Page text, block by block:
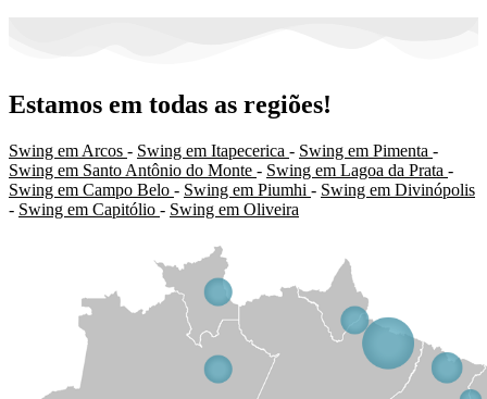
Estamos em todas as regiões!
Swing em Arcos - Swing em Itapecerica - Swing em Pimenta -
Swing em Santo Antônio do Monte - Swing em Lagoa da Prata -
Swing em Campo Belo - Swing em Piumhi - Swing em Divinópolis
- Swing em Capitólio - Swing em Oliveira